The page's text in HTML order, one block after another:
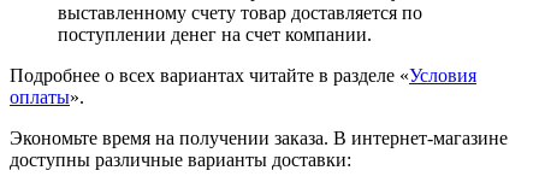
выставленному счету товар доставляется по
поступлении денег на счет компании.
Подробнее о всех вариантах читайте в разделе «Условия
оплаты».
Экономьте время на получении заказа. В интернет-магазине
доступны различные варианты доставки: